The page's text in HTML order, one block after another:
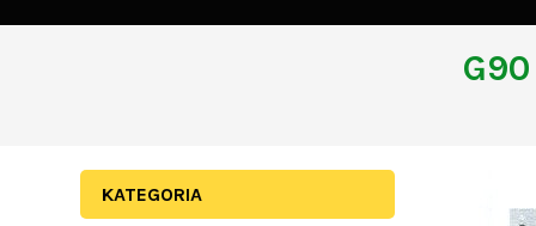
KATEGORIA